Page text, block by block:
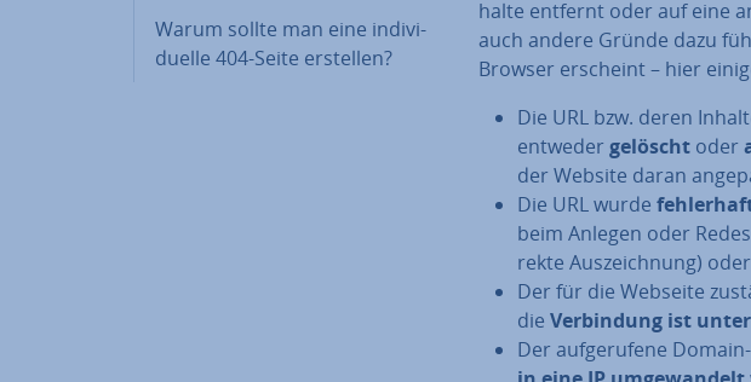
Warum sollte man eine in­di­vi­
du­el­le 404-Seite erstellen?
hal­te entfernt oder auf eine
auch andere Gründe dazu
Browser erscheint – hier
Die URL bzw. deren
entweder gelöscht oder
der Website daran
Die URL wurde
beim Anlegen oder
rek­te Aus­zeich­nung)
Der für die Webseite
die Ver­bin­dung ist
Der auf­ge­ru­fe­ne